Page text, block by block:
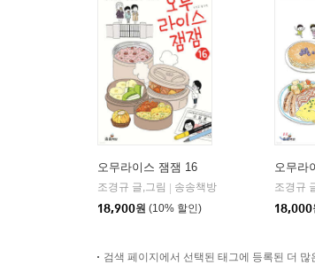
오무라이스 잼잼 16
조경규 글,그림
송송책방
18,900원 (10% 할인)
오무라
조경규
18,000
검색 페이지에서 선택된 태그에 등록된 더